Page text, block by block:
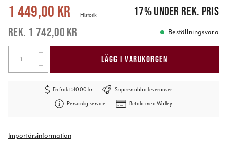
Nuvarande pris: 1 449,00 kr 1 742,00 kr
1 449,00 kr
1 742,00 kr
Historik 17%under rek. pris
Beställningsvara
LÄGG I VARUKORGEN
Fri frakt >1000 kr Supersnabba leveranser
Personlig service Betala med Walley
Importörsinformation